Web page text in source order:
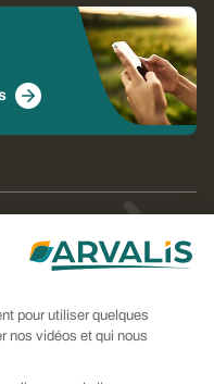
pour utiliser quelques
nos vidéos et qui nous